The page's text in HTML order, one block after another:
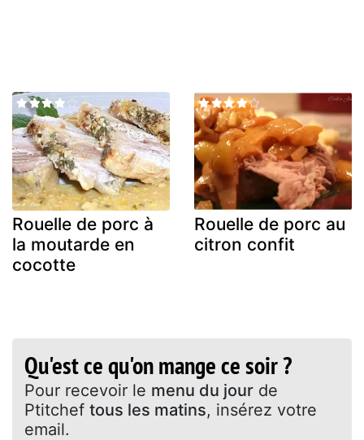
Rouelle de porc à
la moutarde en
cocotte
Rouelle de porc au
citron confit
Qu'est ce qu'on mange ce soir ?
Pour recevoir le menu du jour de
Ptitchef tous les matins, insérez votre
email.